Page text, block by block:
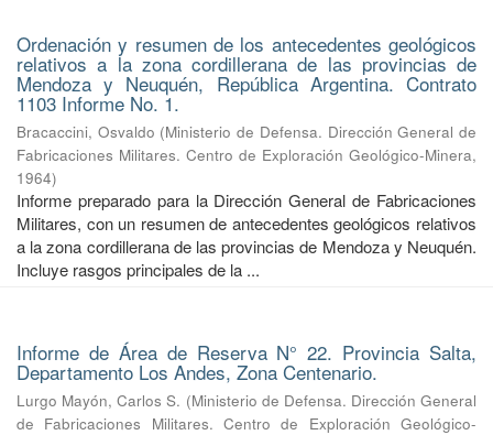
Ordenación y resumen de los antecedentes geológicos
relativos a la zona cordillerana de las provincias de
Mendoza y Neuquén, República Argentina. Contrato
1103 Informe No. 1.
Bracaccini, Osvaldo (Ministerio de Defensa. Dirección General de
Fabricaciones Militares. Centro de Exploración Geológico-Minera,
1964)
Informe preparado para la Dirección General de Fabricaciones
Militares, con un resumen de antecedentes geológicos relativos
a la zona cordillerana de las provincias de Mendoza y Neuquén.
Incluye rasgos principales de la ...
Informe de Área de Reserva N° 22. Provincia Salta,
Departamento Los Andes, Zona Centenario.
Lurgo Mayón, Carlos S. (Ministerio de Defensa. Dirección General
de Fabricaciones Militares. Centro de Exploración Geológico-